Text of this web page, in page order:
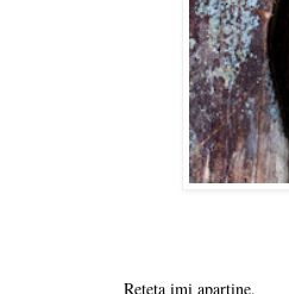
Reteta imi apartine.